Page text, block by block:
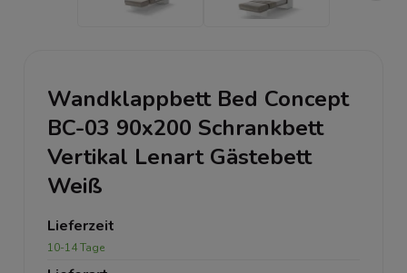
Wandklappbett Bed Concept
BC-03 90x200 Schrankbett
Vertikal Lenart Gästebett
Weiß
Lieferzeit
10-14 Tage